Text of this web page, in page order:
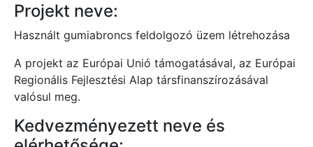
Projekt neve:
Használt gumiabroncs feldolgozó üzem létrehozása
A projekt az Európai Unió támogatásával, az Európai
Regionális Fejlesztési Alap társfinanszírozásával
valósul meg.
Kedvezményezett neve és